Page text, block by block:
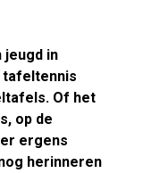
jeugd in
tafeltennis
Of het
op de
ergens
herinneren